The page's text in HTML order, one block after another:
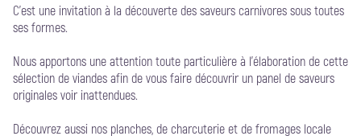
C’est une invitation à la découverte des saveurs carnivores sous toutes
ses formes.
Nous apportons une attention toute particulière à l’élaboration de cette
sélection de viandes afin de vous faire découvrir un panel de saveurs
originales voir inattendues.
Découvrez aussi nos planches, de charcuterie et de fromages locale